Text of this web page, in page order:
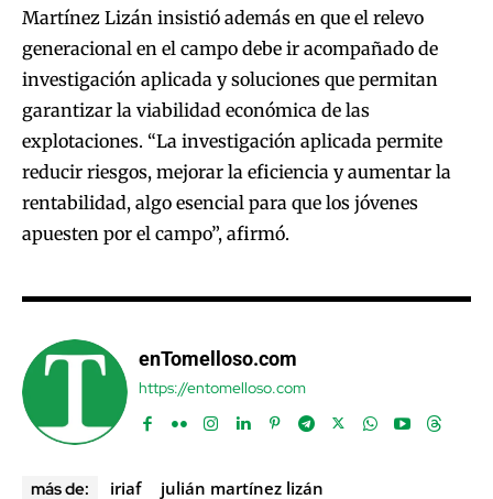
Martínez Lizán insistió además en que el relevo
generacional en el campo debe ir acompañado de
investigación aplicada y soluciones que permitan
garantizar la viabilidad económica de las
explotaciones. “La investigación aplicada permite
reducir riesgos, mejorar la eficiencia y aumentar la
rentabilidad, algo esencial para que los jóvenes
apuesten por el campo”, afirmó.
enTomelloso.com
https://entomelloso.com
más de: iriaf
julián martínez lizán